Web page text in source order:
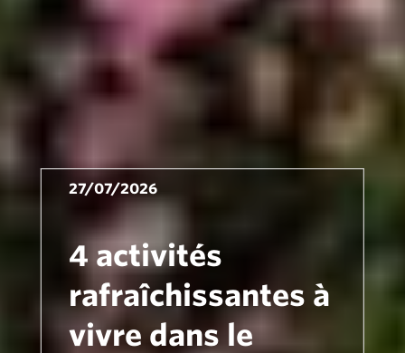
27/07/2026
4 activités
rafraîchissantes à
vivre dans le